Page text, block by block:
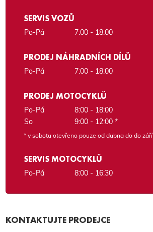
SERVIS VOZŮ
Po-Pá 7:00 - 18:00
PRODEJ NÁHRADNÍCH DÍLŮ
Po-Pá 7:00 - 18:00
PRODEJ MOTOCYKLŮ
Po-Pá
8:00 - 18:00
So
9:00 - 12:00 *
* v sobotu otevřeno pouze od dubna do do září
SERVIS MOTOCYKLŮ
Po-Pá 8:00 - 16:30
KONTAKTUJTE PRODEJCE